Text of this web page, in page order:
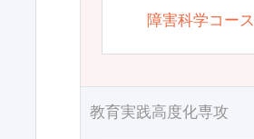
障害科学コース
教育実践高度化専攻